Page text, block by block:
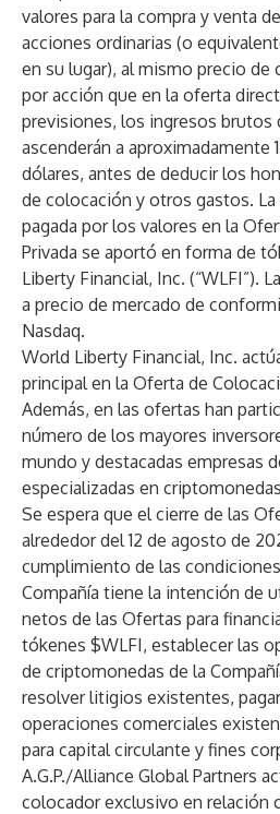
valores para la compra y venta
acciones ordinarias (o
en su lugar), al mismo precio de
por acción que en la oferta
previsiones, los ingresos brutos
ascenderán a aproximadamente
dólares, antes de deducir los
de colocación y otros gastos.
pagada por los valores en la
Privada se aportó en forma de
Liberty Financial, Inc. (“WLFI”).
a precio de mercado de
Nasdaq.
World Liberty Financial, Inc.
principal en la Oferta de
Además, en las ofertas han
número de los mayores
mundo y destacadas empresas
especializadas en
Se espera que el cierre de las
alrededor del 12 de agosto de
cumplimiento de las
Compañía tiene la intención de
netos de las Ofertas para
tókenes $WLFI, establecer las
de criptomonedas de la
resolver litigios existentes,
operaciones comerciales
para capital circulante y fines
A.G.P./Alliance Global Partners
colocador exclusivo en relación